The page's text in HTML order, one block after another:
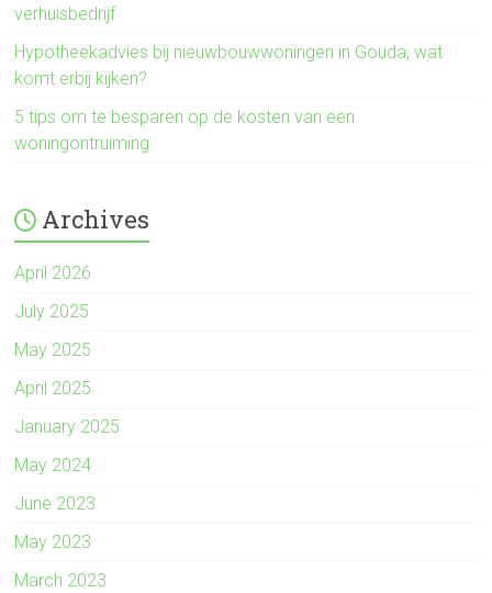
verhuisbedrijf
Hypotheekadvies bij nieuwbouwwoningen in Gouda, wat
komt erbij kijken?
5 tips om te besparen op de kosten van een
woningontruiming
Archives
April 2026
July 2025
May 2025
April 2025
January 2025
May 2024
June 2023
May 2023
March 2023